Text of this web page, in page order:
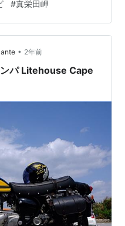
前に一度見た記憶がある
きた。 螺旋状のカラマ
な螺旋を意識して撮っ
真栄田岬 今もま
#真栄田岬
• 2年前
Cape